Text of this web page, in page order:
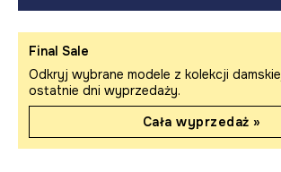
Final Sale
Odkryj wybrane modele z kolekcji
ostatnie dni wyprzedaży.
Cała wyprzedaż »